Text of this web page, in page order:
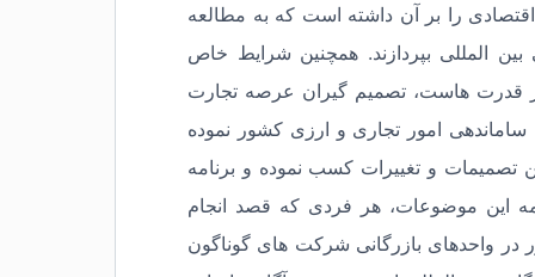
اقتصادی را بر آن داشته است که به مطالعه
المللی بپردازند. همچنین شرایط خاص
از قدرت هاست، تصمیم گیران عرصه تجارت
ساماندهی امور تجاری و ارزی کشور نموده
تصمیمات و تغییرات کسب نموده و برنامه
این موضوعات، هر فردی که قصد انجام
در واحدهای بازرگانی شرکت های گوناگون